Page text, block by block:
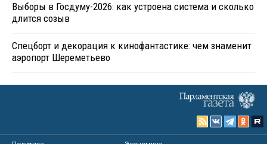
Выборы в Госдуму-2026: как устроена система и сколько
длится созыв
Спецборт и декорация к кинофантастике: чем знаменит
аэропорт Шереметьево